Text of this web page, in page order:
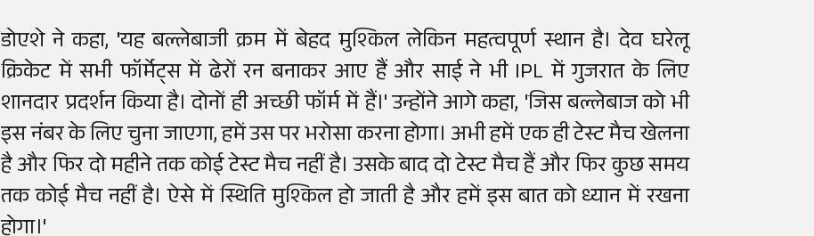
डोएशे ने कहा, 'यह बल्लेबाजी क्रम में बेहद मुश्किल लेकिन महत्वपूर्ण स्थान है। देव घरेलू
क्रिकेट में सभी फॉर्मेट्स में ढेरों रन बनाकर आए हैं और साई ने भी IPL में गुजरात के लिए
शानदार प्रदर्शन किया है। दोनों ही अच्छी फॉर्म में हैं।' उन्होंने आगे कहा, 'जिस बल्लेबाज को भी
इस नंबर के लिए चुना जाएगा, हमें उस पर भरोसा करना होगा। अभी हमें एक ही टेस्ट मैच खेलना
है और फिर दो महीने तक कोई टेस्ट मैच नहीं है। उसके बाद दो टेस्ट मैच हैं और फिर कुछ समय
तक कोई मैच नहीं है। ऐसे में स्थिति मुश्किल हो जाती है और हमें इस बात को ध्यान में रखना